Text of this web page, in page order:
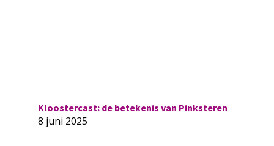
Kloostercast: de betekenis van Pinksteren
8 juni 2025